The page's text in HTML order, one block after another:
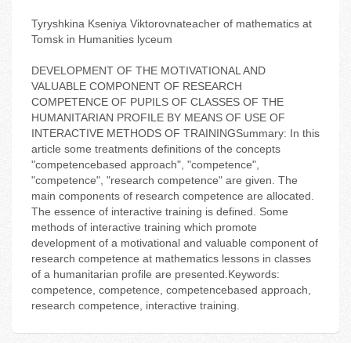
Tyryshkina Kseniya Viktorovnateacher of mathematics at
Tomsk in Humanities lyceum
DEVELOPMENT OF THE MOTIVATIONAL AND
VALUABLE COMPONENT OF RESEARCH
COMPETENCE OF PUPILS OF CLASSES OF THE
HUMANITARIAN PROFILE BY MEANS OF USE OF
INTERACTIVE METHODS OF TRAININGSummary: In this
article some treatments definitions of the concepts
"competencebased approach", "competence",
"competence", "research competence" are given. The
main components of research competence are allocated.
The essence of interactive training is defined. Some
methods of interactive training which promote
development of a motivational and valuable component of
research competence at mathematics lessons in classes
of a humanitarian profile are presented.Keywords:
competence, competence, competencebased approach,
research competence, interactive training.